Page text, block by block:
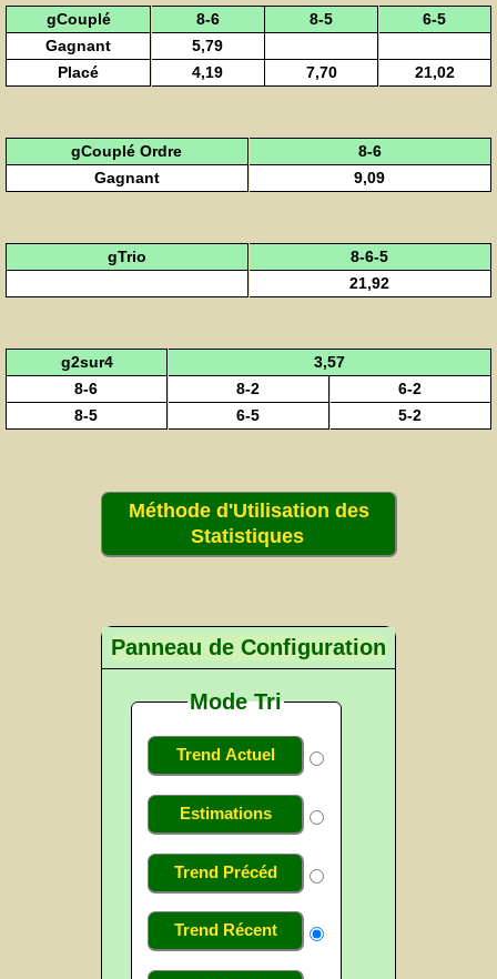
gCouplé 8-6 8-5
6-5
Gagnant
5,79
Placé
4,19 7,70 21,02
gCouplé Ordre
8-6
Gagnant
9,09
gTrio
8-6-5
21,92
g2sur4
3,57
8-6
8-2
6-2
8-5
6-5 5-2
Méthode d'Utilisation des
Statistiques
Panneau de Configuration
Mode Tri
Trend Actuel
Estimations
Trend Précéd
Trend Récent